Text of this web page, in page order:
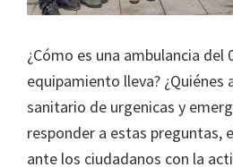
¿Cómo es una ambulancia del
equipamiento lleva?
sanitario de urgenicas y
responder a estas preguntas,
ante los ciudadanos con la